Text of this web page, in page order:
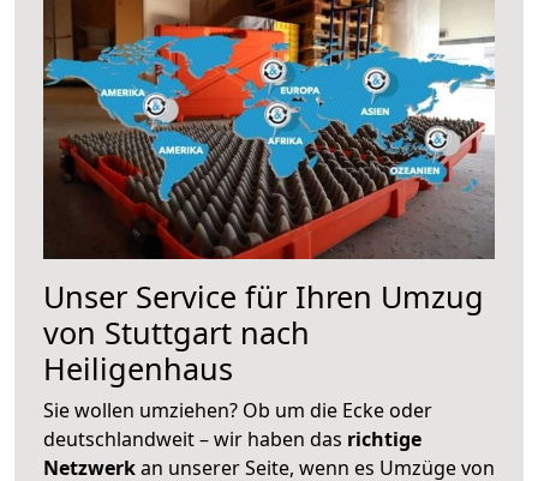
Unser Service für Ihren Umzug
von Stuttgart nach
Heiligenhaus
Sie wollen umziehen? Ob um die Ecke oder
deutschlandweit – wir haben das richtige
Netzwerkan unserer Seite, wenn es Umzüge von